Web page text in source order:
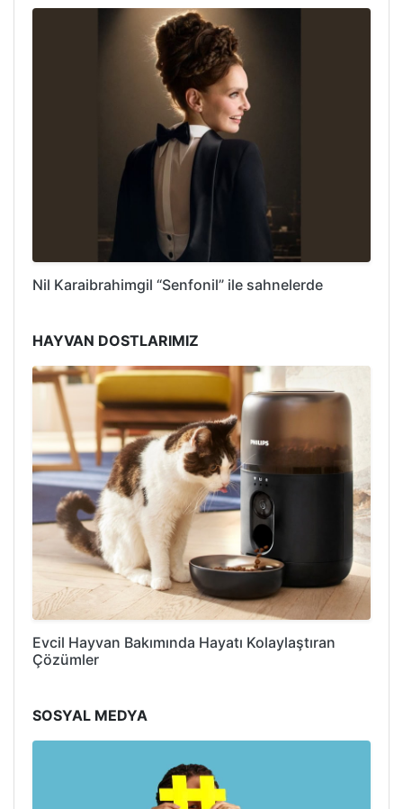
Nil Karaibrahimgil “Senfonil” ile sahnelerde
HAYVAN DOSTLARIMIZ
Evcil Hayvan Bakımında Hayatı Kolaylaştıran
Çözümler
SOSYAL MEDYA